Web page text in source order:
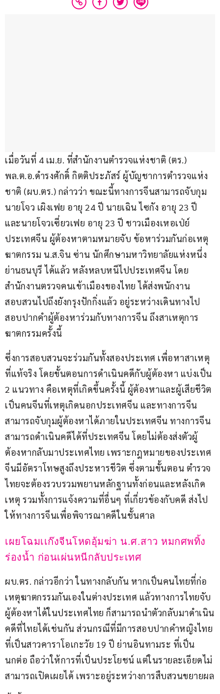
เมื่อวันที่ 4 เม.ย. ที่สำนักงานตำรวจแห่งชาติ (ตร.)
พล.ต.อ.ดำรงศักดิ์ กิตติประภัสร์ ผู้บัญชาการตำรวจแห่ง
ชาติ (ผบ.ตร.) กล่าวว่า ขณะนี้ทางการจีนสามารถจับกุม
นายโจว เผิงเฟย อายุ 24 ปี นายเฉิน ไซกัง อายุ 23 ปี
และนายโจวเซี่ยวเฟย อายุ 23 ปี ชาวเมืองเหอเป่ย์
ประเทศจีน ผู้ต้องหาตามหมายจับ ข้อหาร่วมกันก่อเหตุ
ฆาตกรรม น.ส.จิน ซ่าน นักศึกษามหาวิทยาลัยแห่งหนึ่ง
ย่านธนบุรี ได้แล้ว หลังหลบหนีไปประเทศจีน โดย
สำนักงานตรวจคนเข้าเมืองของไทย ได้ส่งพนักงาน
สอบสวนไปถึงยังกรุงปักกิ่งแล้ว อยู่ระหว่างเดินทางไป
สอบปากคำผู้ต้องหาร่วมกับทางการจีน ถึงสาเหตุการ
ฆาตกรรมครั้งนี้
ซึ่งการสอบสวนจะร่วมกันทั้งสองประเทศ เพื่อหาสาเหตุ
ที่แท้จริง โดยขั้นตอนการดำเนินคดีกับผู้ต้องหา แบ่งเป็น
2 แนวทาง คือเหตุที่เกิดขึ้นครั้งนี้ ผู้ต้องหาและผู้เสียชีวิต
เป็นคนจีนที่เหตุเกิดนอกประเทศจีน และทางการจีน
สามารถจับกุมผู้ต้องหาได้ภายในประเทศจีน ทางการจีน
สามารถดำเนินคดีได้ที่ประเทศจีน โดยไม่ต้องส่งตัวผู้
ต้องหากลับมาประเทศไทย เพราะกฎหมายของประเทศ
จีนมีอัตราโทษสูงถึงประหารชีวิต ซึ่งตามขั้นตอน ตำรวจ
ไทยจะต้องรวบรวมพยานหลักฐานทั้งก่อนและหลังเกิด
เหตุ รวมทั้งการแจ้งความที่อื่นๆ ที่เกี่ยวข้องกับคดี ส่งไป
ให้ทางการจีนเพื่อพิจารณาคดีในชั้นศาล
เผยโฉมเเก๊งจีนโหดอุ้มฆ่า น.ศ.สาว หมกศพทิ้ง
ร่องน้ำ ก่อนเผ่นหนีกลับประเทศ
ผบ.ตร. กล่าวอีกว่า ในทางกลับกัน หากเป็นคนไทยที่ก่อ
เหตุฆาตกรรมกันเองในต่างประเทศ แล้วทางการไทยจับ
ผู้ต้องหาได้ในประเทศไทย ก็สามารถนำตัวกลับมาดำเนิน
คดีที่ไทยได้เช่นกัน ส่วนกรณีที่มีการสอบปากคำหญิงไทย
ที่เป็นสาวคาราโอเกะวัย 19 ปี ย่านอินทามระ ที่เป็น
นกต่อ ถือว่าให้การที่เป็นประโยชน์ แต่ในรายละเอียดไม่
สามารถเปิดเผยได้ เพราะอยู่ระหว่างการสืบสวนขยายผล